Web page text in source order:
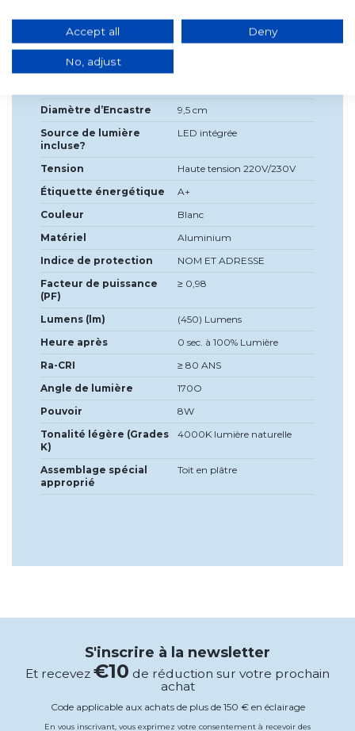
Détails du produit
Profondeur
Diamètre d’Encastre
9,5 cm
Source de lumière
incluse?
LED intégrée
Tension
Haute tension 220V/230V
Étiquette énergétique
A+
Couleur
Blanc
Matériel
Aluminium
Indice de protection
NOM ET ADRESSE
Facteur de puissance
(PF)
≥ 0,98
Lumens (lm)
(450) Lumens
Heure après
0 sec. à 100% Lumière
Ra-CRI
≥ 80 ANS
Angle de lumière
170O
Pouvoir
8W
Tonalité légère (Grades
K)
4000K lumière naturelle
Assemblage spécial
approprié
Toit en plâtre
S'inscrire à la newsletter
Et recevez €10 de réduction sur votre prochain
achat
Code applicable aux achats de plus de 150 € en éclairage
En vous inscrivant, vous exprimez votre consentement à recevoir des
Accept all Deny
No, adjust